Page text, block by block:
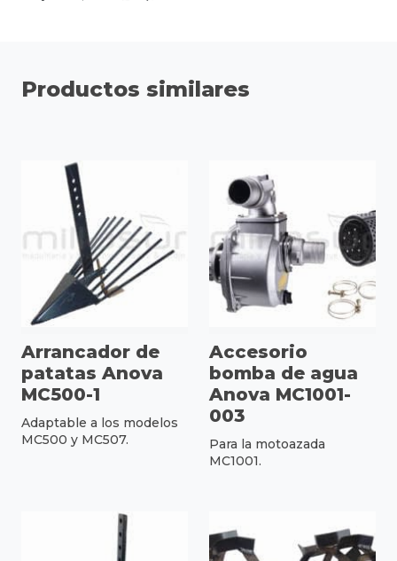
Productos similares
Arrancador de
patatas Anova
MC500-1
Adaptable a los modelos
MC500 y MC507.
Accesorio
bomba de agua
Anova MC1001-
003
Para la motoazada
MC1001.